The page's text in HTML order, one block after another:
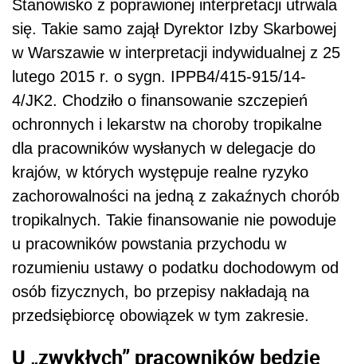
Stanowisko z poprawionej interpretacji utrwala
się. Takie samo zajął Dyrektor Izby Skarbowej
w Warszawie w interpretacji indywidualnej z 25
lutego 2015 r. o sygn. IPPB4/415-915/14-
4/JK2. Chodziło o finansowanie szczepień
ochronnych i lekarstw na choroby tropikalne
dla pracowników wysłanych w delegacje do
krajów, w których występuje realne ryzyko
zachorowalności na jedną z zakaźnych chorób
tropikalnych. Takie finansowanie nie powoduje
u pracowników powstania przychodu w
rozumieniu ustawy o podatku dochodowym od
osób fizycznych, bo przepisy nakładają na
przedsiębiorcę obowiązek w tym zakresie.
U „zwykłych” pracowników będzie